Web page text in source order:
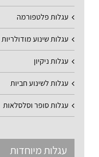
עגלות פלטפורמה
עגלות שינוע מודולריות
עגלות ניקיון
עגלות לשינוע חביות
עגלות סופר וסלסלאות
עגלות מיוחדות